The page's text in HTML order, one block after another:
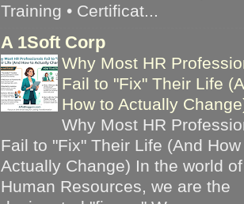
Training • Certificat...
A 1Soft Corp
Why Most HR
Fail to "Fix" Their Life
How to Actually
Why Most HR
Fail to "Fix" Their Life (And
Actually Change) In the world of
Human Resources, we are the